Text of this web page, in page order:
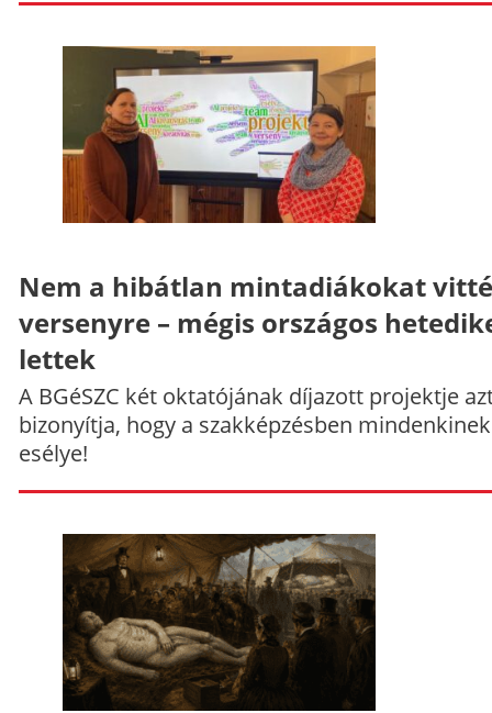
Nem a hibátlan mintadiákokat
versenyre – mégis országos
lettek
A BGéSZC két oktatójának díjazott projektje
bizonyítja, hogy a szakképzésben
esélye!